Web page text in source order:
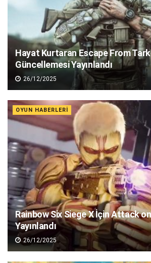
Hayat Kurtaran Escape From
Güncellemesi Yayınlandı
26/12/2025
OYUN HABERLERI
Rainbow Six Siege X İçin Attack
Yayınlandı
26/12/2025